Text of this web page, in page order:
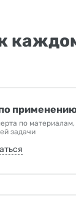
по
задачи